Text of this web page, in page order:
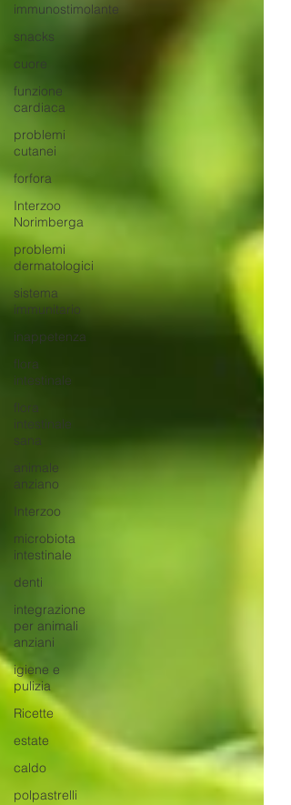
immunostimolante
snacks
cuore
funzione
cardiaca
problemi
cutanei
forfora
Interzoo
Norimberga
problemi
dermatologici
sistema
immunitario
inappetenza
flora
intestinale
flora
intestinale
sana
animale
anziano
Interzoo
microbiota
intestinale
denti
integrazione
per animali
anziani
igiene e
pulizia
Ricette
estate
caldo
polpastrelli